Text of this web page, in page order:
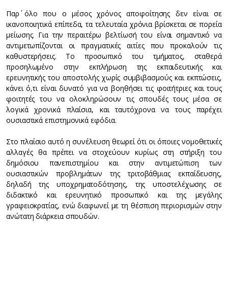
Παρ΄ όλο που ο μέσος χρόνος αποφοίτησης δεν είναι σε
ικανοποιητικά επίπεδα, τα τελευταία χρόνια βρίσκεται σε πορεία
μείωσης. Για την περαιτέρω βελτίωσή του είναι σημαντικό να
αντιμετωπίζονται οι πραγματικές αιτίες που προκαλούν τις
καθυστερήσεις. Το προσωπικό του τμήματος, σταθερά
προσηλωμένο στην εκπλήρωση της εκπαιδευτικής και
ερευνητικής του αποστολής χωρίς συμβιβασμούς και εκπτώσεις,
κάνει ό,τι είναι δυνατό για να βοηθήσει τις φοιτήτριες και τους
φοιτητές του να ολοκληρώσουν τις σπουδές τους μέσα σε
λογικά χρονικά πλαίσια, και ταυτόχρονα να τους παρέχει
ουσιαστικά επιστημονικά εφόδια.
Στο πλαίσιο αυτό η συνέλευση θεωρεί ότι οι όποιες νομοθετικές
αλλαγές θα πρέπει να στοχεύουν κυρίως στη στήριξη του
δημόσιου πανεπιστημίου και στην αντιμετώπιση των
ουσιαστικών προβλημάτων της τριτοβάθμιας εκπαίδευσης,
δηλαδή της υποχρηματοδότησης, της υποστελέχωσης σε
διδακτικό και ερευνητικό προσωπικό και της μεγάλης
γραφειοκρατίας, ενώ διαφωνεί με τη θέσπιση περιορισμών στην
ανώτατη διάρκεια σπουδών.